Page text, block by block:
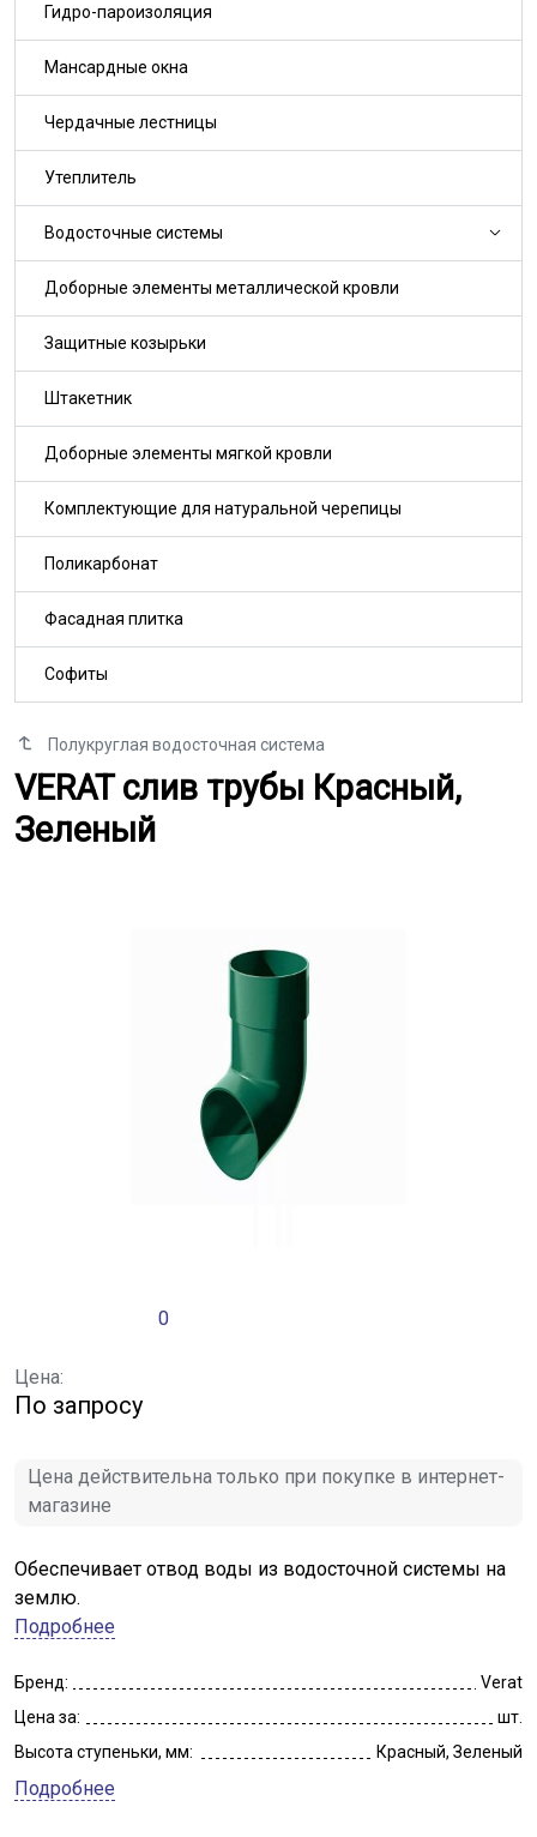
Полукруглая водосточная система
VERAT слив трубы Красный,
VERAT слив трубы Красный,
Зеленый
0
Цена:
По запросу
Цена действительна только при покупке в интернет-
магазине
Обеспечивает отвод воды из водосточной системы на
землю.
Подробнее
Бренд:
Verat
Цена за:
шт.
Высота ступеньки, мм:
Красный, Зеленый
Подробнее
Гидро-пароизоляция
Мансардные окна
Чердачные лестницы
Утеплитель
Водосточные системы
Доборные элементы металлической кровли
Защитные козырьки
Штакетник
Доборные элементы мягкой кровли
Комплектующие для натуральной черепицы
Поликарбонат
Фасадная плитка
Софиты